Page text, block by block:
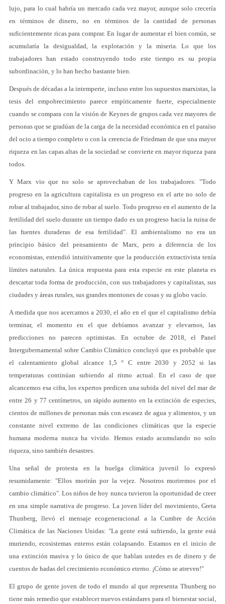
lujo, para lo cual habría un mercado cada vez mayor, aunque solo crecería
en términos de dinero, no en términos de la cantidad de personas
suficientemente ricas para comprar. En lugar de aumentar el bien común, se
acumularía la desigualdad, la explotación y la miseria. Lo que los
trabajadores han estado construyendo todo este tiempo es su propia
subordinación, y lo han hecho bastante bien.
Después de décadas a la intemperie, incluso entre los supuestos marxistas, la
tesis del empobrecimiento parece empíricamente fuerte, especialmente
cuando se compara con la visión de Keynes de grupos cada vez mayores de
personas que se gradúan de la carga de la necesidad económica en el paraíso
del ocio a tiempo completo o con la creencia de Friedman de que una mayor
riqueza en las capas altas de la sociedad se convierte en mayor riqueza para
todos.
Y Marx vio que no solo se aprovechaban de los trabajadores: "Todo
progreso en la agricultura capitalista es un progreso en el arte no solo de
robar al trabajador, sino de robar al suelo. Todo progreso en el aumento de la
fertilidad del suelo durante un tiempo dado es un progreso hacia la ruina de
las fuentes duraderas de esa fertilidad". El ambientalismo no era un
principio básico del pensamiento de Marx, pero a diferencia de los
economistas, entendió intuitivamente que la producción extractivista tenía
límites naturales. La única respuesta para esta especie en este planeta es
descartar toda forma de producción, con sus trabajadores y capitalistas, sus
ciudades y áreas rurales, sus grandes montones de cosas y su globo vacío.
A medida que nos acercamos a 2030, el año en el que el capitalismo debía
terminar, el momento en el que debíamos avanzar y elevarnos, las
predicciones no parecen optimistas. En octubre de 2018, el Panel
Intergubernamental sobre Cambio Climático concluyó que es probable que
el calentamiento global alcance 1,5 ° C entre 2030 y 2052 si las
temperaturas continúan subiendo al ritmo actual. En el caso de que
alcancemos esa cifra, los expertos predicen una subida del nivel del mar de
entre 26 y 77 centímetros, un rápido aumento en la extinción de especies,
cientos de millones de personas más con escasez de agua y alimentos, y un
constante nivel extremo de las condiciones climáticas que la especie
humana moderna nunca ha vivido. Hemos estado acumulando no solo
riqueza, sino también desastres.
Una señal de protesta en la huelga climática juvenil lo expresó
resumidamente: "Ellos morirán por la vejez. Nosotros moriremos por el
cambio climático". Los niños de hoy nunca tuvieron la oportunidad de creer
en una simple narrativa de progreso. La joven líder del movimiento, Greta
Thunberg, llevó el mensaje ecogeneracional a la Cumbre de Acción
Climática de las Naciones Unidas: "La gente está sufriendo, la gente está
muriendo, ecosistemas enteros están colapsando. Estamos en el inicio de
una extinción masiva y lo único de que hablan ustedes es de dinero y de
cuentos de hadas del crecimiento económico eterno. ¡Cómo se atreven!"
El grupo de gente joven de todo el mundo al que representa Thunberg no
tiene más remedio que establecer nuevos estándares para el bienestar social,